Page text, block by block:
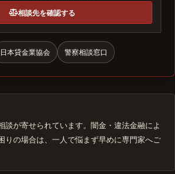
相談先を確認する
日本貸金業協会 警察相談窓口
談が寄せられています。闇金・違法金融によ
りの場合は、一人で悩まず早めに専門家へご